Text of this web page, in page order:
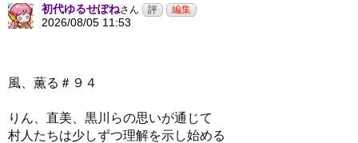
初代ゆるせぽねさん
2026/08/05 11:53
風、薫る＃９４
りん、直美、黒川らの思いが通じて
村人たちは少しずつ理解を示し始める